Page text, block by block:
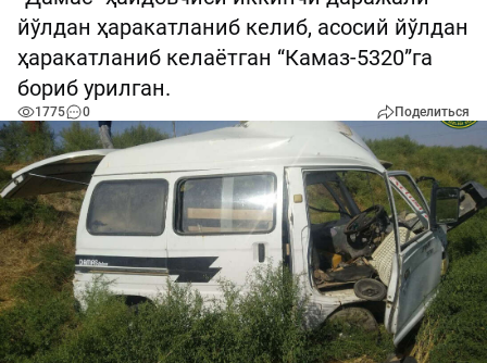
йўлдан ҳаракатланиб келиб, асосий йўлдан
ҳаракатланиб келаётган “Камаз-5320”га
бориб урилган.
1775 0 Поделиться